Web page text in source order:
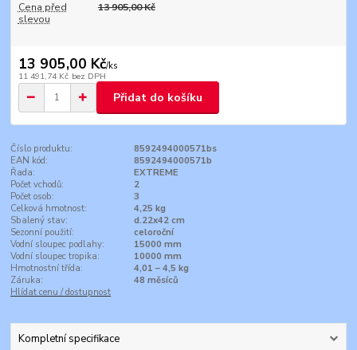
Cena před
slevou
13 905,00 Kč
13 905,00 Kč/ks
11 491,74 Kč bez DPH
Přidat do košíku
Číslo produktu:
8592494000571bs
EAN kód:
8592494000571b
Řada:
EXTREME
Počet vchodů:
2
Počet osob:
3
Celková hmotnost:
4,25 kg
Sbalený stav:
d.22x42 cm
Sezonní použití:
celoroční
Vodní sloupec podlahy:
15000 mm
Vodní sloupec tropika:
10000 mm
Hmotnostní třída:
4,01 – 4,5 kg
Záruka:
48 měsíců
Hlídat cenu / dostupnost
Kompletní specifikace